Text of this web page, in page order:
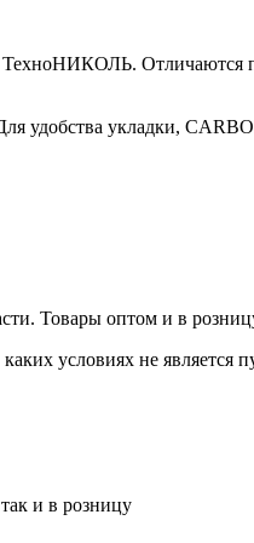
ТехноНИКОЛЬ.
удобства укладки,
Товары оптом и в
условиях не является
и в розницу